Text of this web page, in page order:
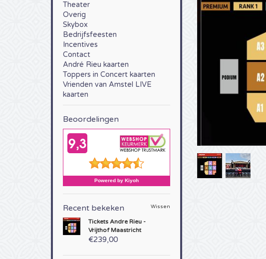
Theater
Overig
Skybox
Bedrijfsfeesten
Incentives
Contact
André Rieu kaarten
Toppers in Concert kaarten
Vrienden van Amstel LIVE
kaarten
Beoordelingen
Recent bekeken Wissen
TicketsAndre Rieu -
Vrijthof Maastricht
€239,00